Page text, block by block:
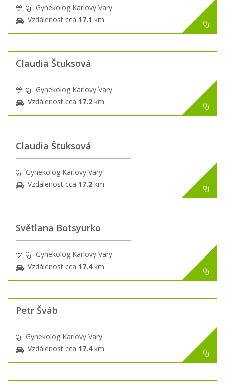
Gynekolog Karlovy Vary
Vzdálenost cca 17.1 km
Claudia Štuksová
Gynekolog Karlovy Vary
Vzdálenost cca 17.2 km
Claudia Štuksová
Gynekolog Karlovy Vary
Vzdálenost cca 17.2 km
Světlana Botsyurko
Gynekolog Karlovy Vary
Vzdálenost cca 17.4km
Petr Šváb
Gynekolog Karlovy Vary
Vzdálenost cca 17.4km